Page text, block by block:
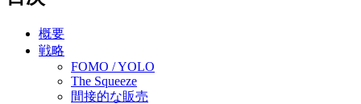
概要
戦略
FOMO / YOLO
The Squeeze
間接的な販売